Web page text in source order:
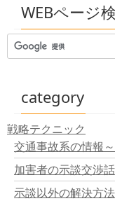
社員が休日に会社
組合員の交通事故
公務員の交通事故
従業員の人身事故
親が子に名義を貸
修理業者が人身事
任はある？
元請業者は下請業
車の名義人は、
会社の車で交通事
盗難車で交通事故
の責任は？
WEBページ
category
戦略テクニック
交通事故系の情報
加害者の示談交渉
示談以外の解決方法